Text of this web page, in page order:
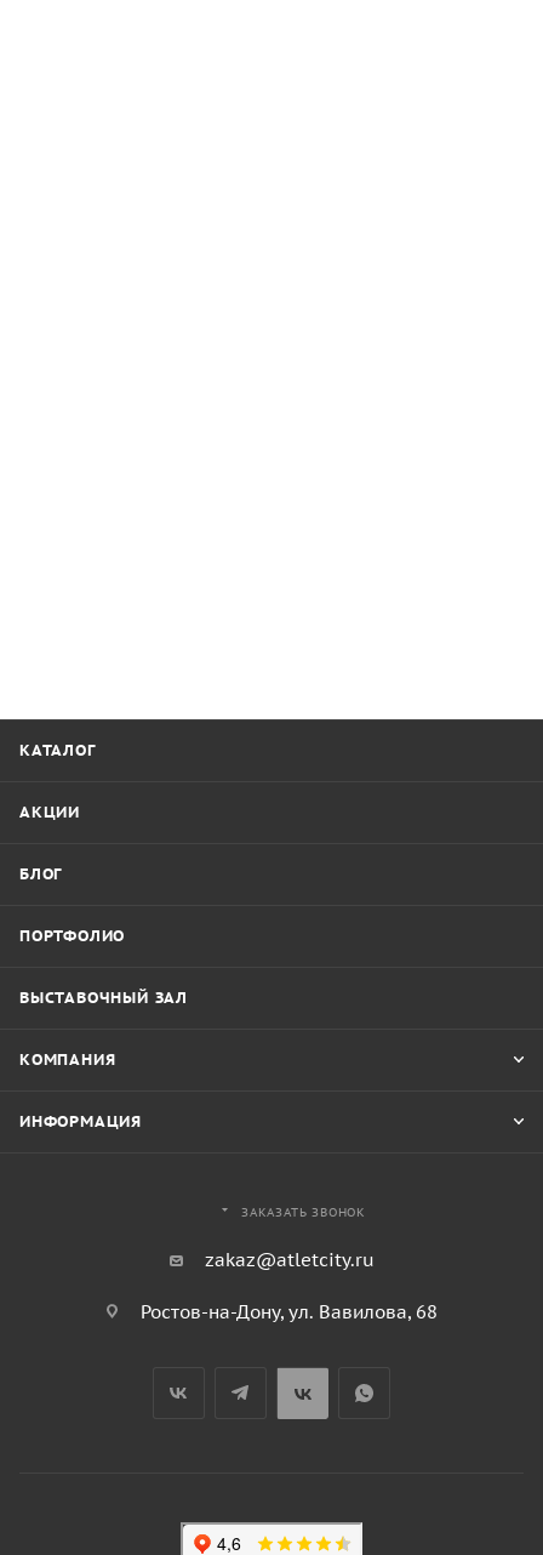
КАТАЛОГ
АКЦИИ
БЛОГ
ПОРТФОЛИО
ВЫСТАВОЧНЫЙ ЗАЛ
КОМПАНИЯ
ИНФОРМАЦИЯ
ЗАКАЗАТЬ ЗВОНОК
zakaz@atletcity.ru
Ростов-на-Дону, ул. Вавилова, 68